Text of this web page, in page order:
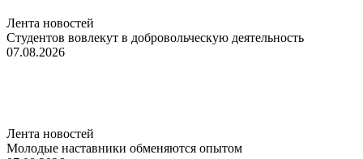
Лента новостей
Студентов вовлекут в добровольческую деятельность
07.08.2026
Лента новостей
Молодые наставники обменяются опытом